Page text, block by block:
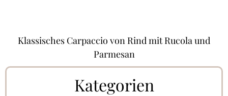
Klassisches Carpaccio von Rind mit Rucola und
Parmesan
Kategorien